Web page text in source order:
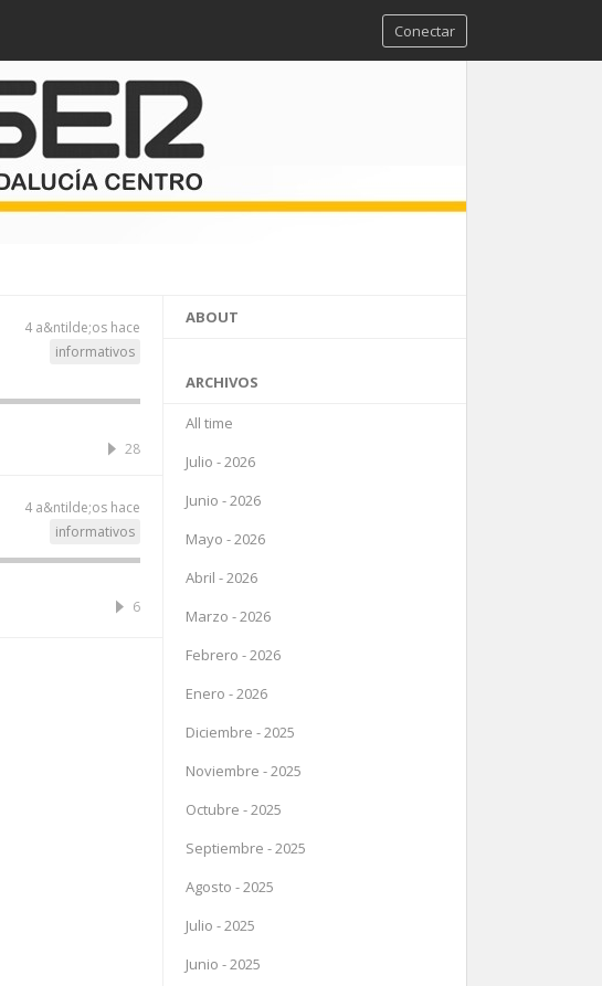
Conectar
4 a&ntilde;os hace
informativos
28
4 a&ntilde;os hace
informativos
6
ABOUT
ARCHIVOS
All time
Julio - 2026
Junio - 2026
Mayo - 2026
Abril - 2026
Marzo - 2026
Febrero - 2026
Enero - 2026
Diciembre - 2025
Noviembre - 2025
Octubre - 2025
Septiembre - 2025
Agosto - 2025
Julio - 2025
Junio - 2025